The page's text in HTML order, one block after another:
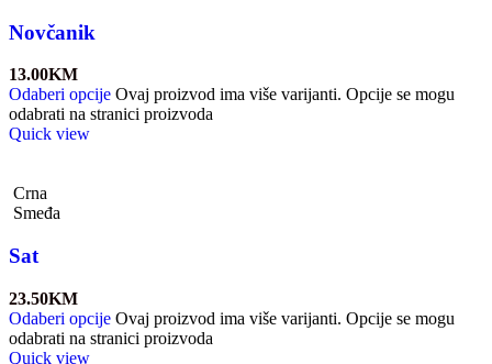
Novčanik
13.00KM
Odaberi opcije Ovaj proizvod ima više varijanti. Opcije se mogu
odabrati na stranici proizvoda
Quick view
Crna
Smeđa
Sat
23.50KM
Odaberi opcije Ovaj proizvod ima više varijanti. Opcije se mogu
odabrati na stranici proizvoda
Quick view